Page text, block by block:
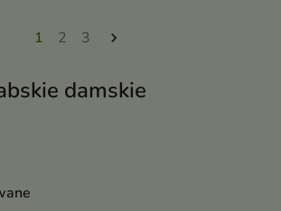
damskie
1 2 3 